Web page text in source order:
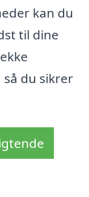
kan du
til dine
du sikrer